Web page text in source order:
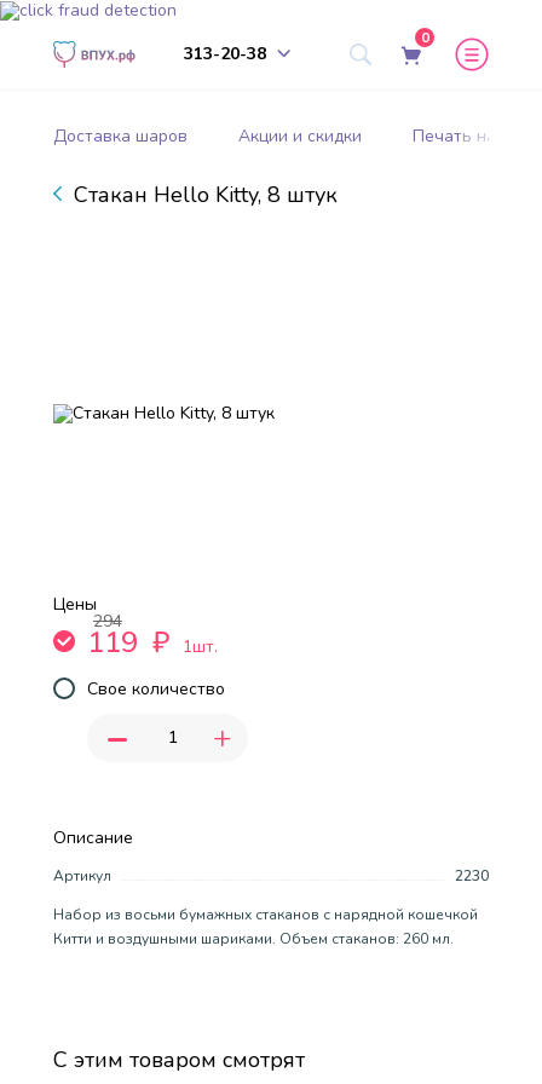
313-20-38
0
Доставка шаров Акции и скидки Печать на
Стакан Hello Kitty, 8 штук
Описание
Артикул
2230
Набор из восьми бумажных стаканов с нарядной кошечкой
Китти и воздушными шариками. Объем стаканов: 260 мл.
Цены
294
119 ₽
1шт.
Свое количество
- +
С этим товаром смотрят